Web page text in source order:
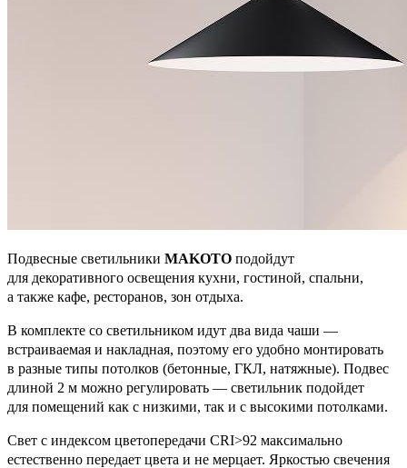
Подвесные светильники MAKOTO подойдут
для декоративного освещения кухни, гостиной, спальни,
а также кафе, ресторанов, зон отдыха.
В комплекте со светильником идут два вида чаши —
встраиваемая и накладная, поэтому его удобно монтировать
в разные типы потолков (бетонные, ГКЛ, натяжные). Подвес
длиной 2 м можно регулировать — светильник подойдет
для помещений как с низкими, так и с высокими потолками.
Свет с индексом цветопередачи CRI>92 максимально
естественно передает цвета и не мерцает. Яркостью свечения